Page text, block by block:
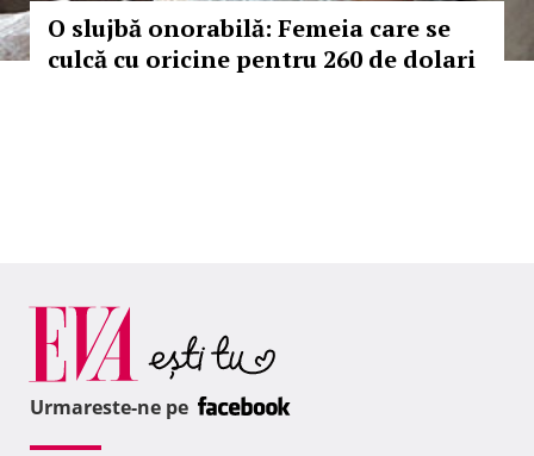
O slujbă onorabilă: Femeia care se
culcă cu oricine pentru 260 de dolari
Urmareste-ne pe